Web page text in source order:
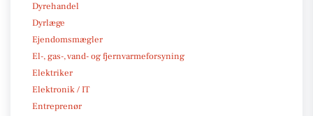
Dyrehandel
Dyrlæge
Ejendomsmægler
El-, gas-, vand- og fjernvarmeforsyning
Elektriker
Elektronik / IT
Entreprenør